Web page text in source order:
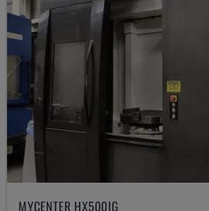
MYCENTER HX500IG